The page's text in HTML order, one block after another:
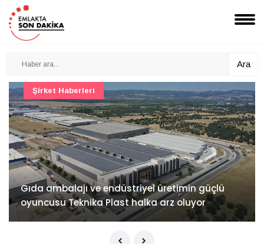
Ara
Modern country trendine yeni yorum: Alven
Koleksiyonu
Dekor & Stil